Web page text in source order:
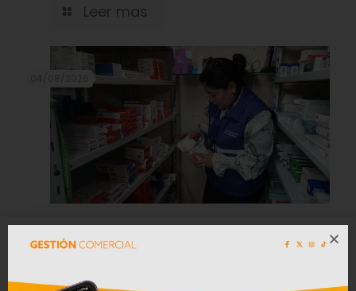
Leer mas
Cinco farmacias clausuradas en
Azogues por comercialización de
productos reportados como robados